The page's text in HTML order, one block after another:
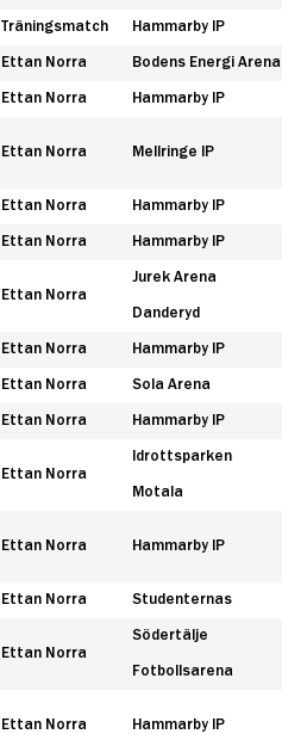
Träningsmatch Hammarby IP
Ettan Norra Bodens Energi Arena
Ettan Norra Hammarby IP
Ettan Norra Mellringe IP
Ettan Norra Hammarby IP
Ettan Norra Hammarby IP
Ettan Norra
Jurek Arena
Danderyd
Ettan Norra Hammarby IP
Ettan Norra Sola Arena
Ettan Norra Hammarby IP
Ettan Norra
Idrottsparken
Motala
Ettan Norra Hammarby IP
Ettan Norra Studenternas
Ettan Norra
Södertälje
Fotbollsarena
Ettan Norra Hammarby IP